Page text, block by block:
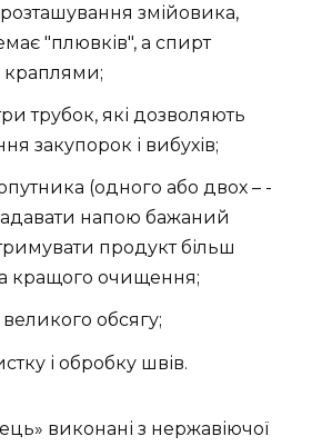
змійовика,
"плювків", а спирт
краплями;
трубок, які дозволяють
закупорок і вибухів;
(одного або двох – -
напою бажаний
продукт більш
кращого очищення;
обсягу;
і обробку швів.
виконані з нержавіючої